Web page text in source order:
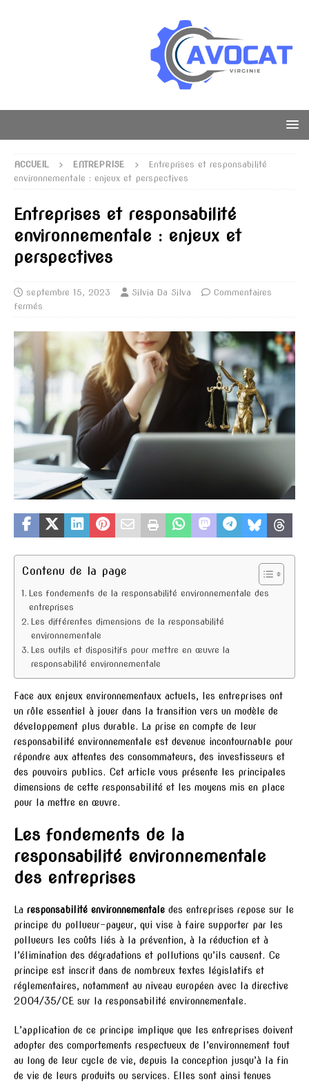
ACCUEIL ENTREPRISE
Entreprises et responsabilité
environnementale : enjeux et perspectives
Entreprises et responsabilité
environnementale : enjeux et
perspectives
septembre 15, 2023 Silvia Da Silva
Commentaires
fermés
Contenu de la page
Les fondements de la responsabilité environnementale des
entreprises
Les différentes dimensions de la responsabilité
environnementale
Les outils et dispositifs pour mettre en œuvre la
responsabilité environnementale
Face aux enjeux environnementaux actuels, les entreprises ont
un rôle essentiel à jouer dans la transition vers un modèle de
développement plus durable. La prise en compte de leur
responsabilité environnementale est devenue incontournable pour
répondre aux attentes des consommateurs, des investisseurs et
des pouvoirs publics. Cet article vous présente les principales
dimensions de cette responsabilité et les moyens mis en place
pour la mettre en œuvre.
Les fondements de la
responsabilité environnementale
des entreprises
La responsabilité environnementale des entreprises repose sur le
principe du pollueur-payeur, qui vise à faire supporter par les
pollueurs les coûts liés à la prévention, à la réduction et à
l’élimination des dégradations et pollutions qu’ils causent. Ce
principe est inscrit dans de nombreux textes législatifs et
réglementaires, notamment au niveau européen avec la directive
2004/35/CE sur la responsabilité environnementale.
L’application de ce principe implique que les entreprises doivent
adopter des comportements respectueux de l’environnement tout
au long de leur cycle de vie, depuis la conception jusqu’à la fin
de vie de leurs produits ou services. Elles sont ainsi tenues